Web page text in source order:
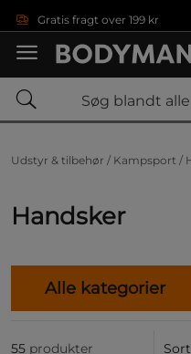
Gratis fragt over 199 kr
Udstyr & tilbehør / Kampsport /
Handsker
Alle kategorier
55 produkter